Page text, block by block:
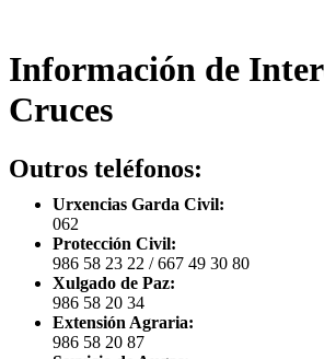
Información de
Cruces
Outros teléfonos:
Urxencias Garda Civil:
062
Protección Civil:
986 58 23 22 / 667 49 30 80
Xulgado de Paz:
986 58 20 34
Extensión Agraria:
986 58 20 87